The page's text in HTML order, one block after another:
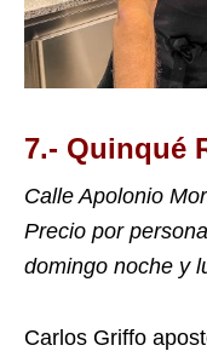
7.- Quinqué
Calle Apolonio
Precio por
domingo noche y
Carlos Griffo